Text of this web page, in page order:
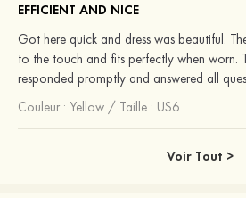
EFFICIENT AND NICE
Got here quick and dress was beautiful.
to the touch and fits perfectly when worn.
responded promptly and answered all
Couleur : Yellow / Taille : US6
Voir Tout >